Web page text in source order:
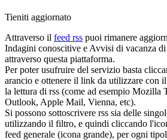
Tieniti aggiornato
Attraverso il feed rss puoi rimanere
Indagini conoscitive e Avvisi di vacanza
attraverso questa piattaforma.
Per poter usufruire del servizio basta
arancio e ottenere il link da utilizzare con
la lettura di rss (come ad esempio Mozilla
Outlook, Apple Mail, Vienna, etc).
Si possono sottoscrivere rss sia delle
utilizzando il filtro, e quindi cliccando
feed generale (icona grande), per ogni